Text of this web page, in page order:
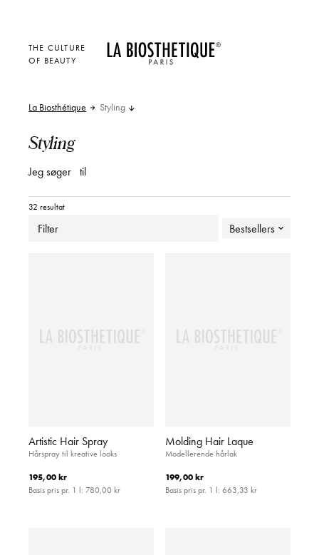
THE CULTURE
OF BEAUTY
La Biosthétique Styling
Styling
Jeg søger til
32 resultat
Filter Bestsellers
Artistic Hair Spray
Hårspray til kreative looks
195,00 kr
Basis pris pr. 1 l: 780,00 kr
Molding Hair Laque
Modellerende hårlak
199,00 kr
Basis pris pr. 1 l: 663,33 kr